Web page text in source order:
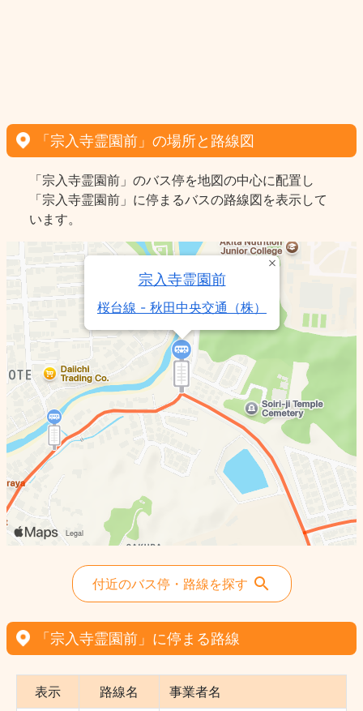
「宗入寺霊園前」の場所と路線図
「宗入寺霊園前」のバス停を地図の中心に配置し
「宗入寺霊園前」に停まるバスの路線図を表示して
います。
宗入寺霊園前
桜台線 - 秋田中央交通（株）
付近のバス停・路線を探す
「宗入寺霊園前」に停まる路線
表示 路線名 事業者名